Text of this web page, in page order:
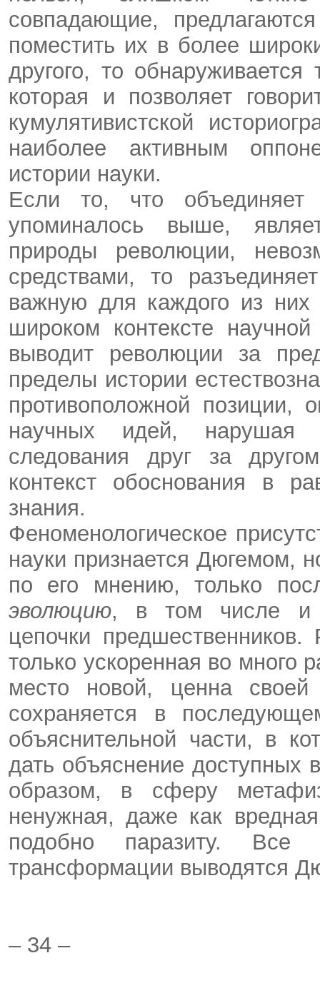
совпадающие,
поместить их в более
другого, то обнаруживается
которая и позволяет
кумулятивистской
наиболее активным
истории науки.
Если то, что объединяет
упоминалось выше,
природы революции,
средствами, то
важную для каждого из
широком контексте
выводит революции за
пределы истории
противоположной позиции,
научных идей,
следования друг за
контекст обоснования в
знания.
Феноменологическое
науки признается Дюгемом,
по его мнению, только
эволюцию, в том числе и
цепочки
только ускоренная во много
место новой, ценна своей
сохраняется в
объяснительной части, в
дать объяснение доступных
образом, в сферу
ненужная, даже как
подобно паразиту. Все
трансформации выводятся
– 34 –